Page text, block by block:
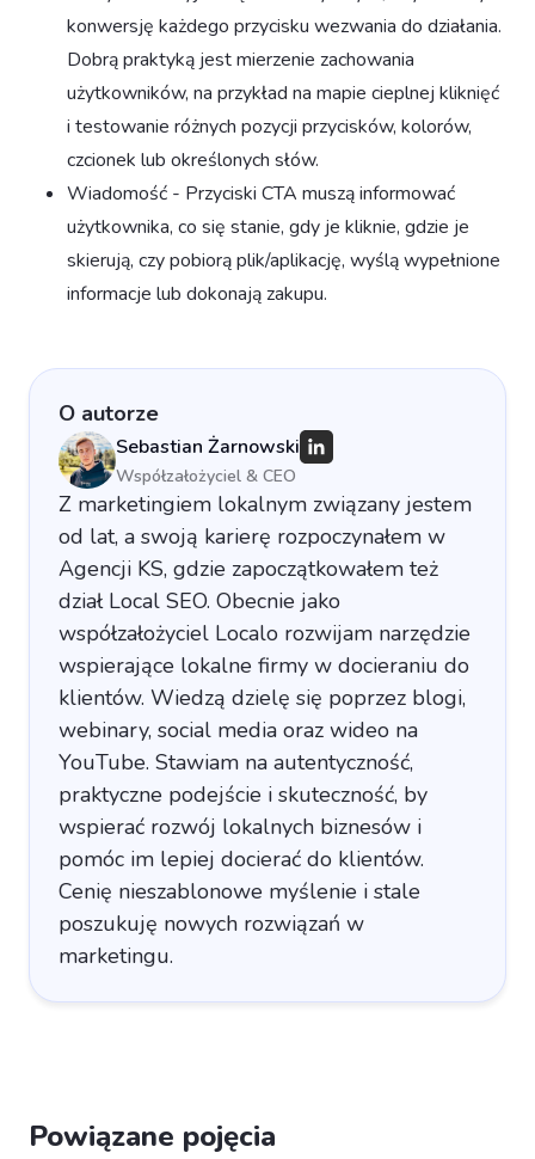
konwersję każdego przycisku wezwania do działania.
Dobrą praktyką jest mierzenie zachowania
użytkowników, na przykład na mapie cieplnej kliknięć
i testowanie różnych pozycji przycisków, kolorów,
czcionek lub określonych słów.
Wiadomość - Przyciski CTA muszą informować
użytkownika, co się stanie, gdy je kliknie, gdzie je
skierują, czy pobiorą plik/aplikację, wyślą wypełnione
informacje lub dokonają zakupu.
O autorze
Sebastian Żarnowski
Współzałożyciel & CEO
Z marketingiem lokalnym związany jestem
od lat, a swoją karierę rozpoczynałem w
Agencji KS, gdzie zapoczątkowałem też
dział Local SEO. Obecnie jako
współzałożyciel Localo rozwijam narzędzie
wspierające lokalne firmy w docieraniu do
klientów. Wiedzą dzielę się poprzez blogi,
webinary, social media oraz wideo na
YouTube. Stawiam na autentyczność,
praktyczne podejście i skuteczność, by
wspierać rozwój lokalnych biznesów i
pomóc im lepiej docierać do klientów.
Cenię nieszablonowe myślenie i stale
poszukuję nowych rozwiązań w
marketingu.
Powiązane pojęcia